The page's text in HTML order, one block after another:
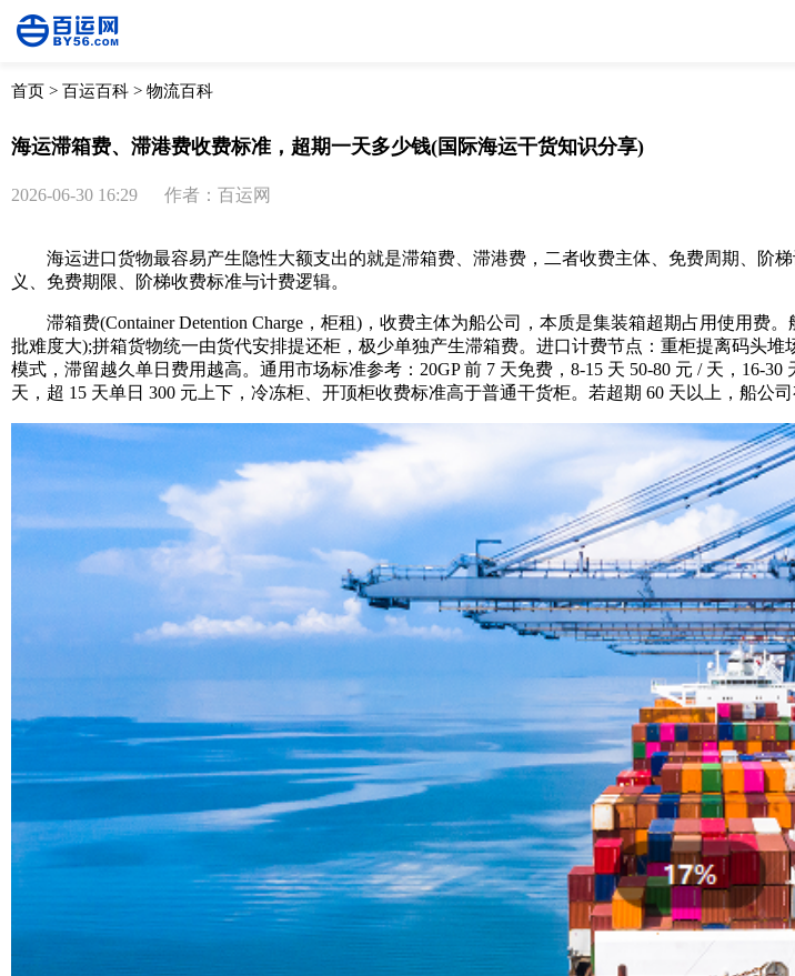
首页 > 百运百科 > 物流百科
海运滞箱费、滞港费收费标准，超期一天多少钱(国际海运干货知识分享)
2026-06-30 16:29 作者：百运网
海运进口货物最容易产生隐性大额支出的就是滞箱费、滞港费，二者收费主体、免费周期、阶
义、免费期限、阶梯收费标准与计费逻辑。
滞箱费(Container Detention Charge，柜租)，收费主体为船公司，本质是集装箱超期占用使用费
批难度大);拼箱货物统一由货代安排提还柜，极少单独产生滞箱费。进口计费节点：重柜提离码头
模式，滞留越久单日费用越高。通用市场标准参考：20GP 前 7 天免费，8-15 天 50-80 元 / 天，16-
天，超 15 天单日 300 元上下，冷冻柜、开顶柜收费标准高于普通干货柜。若超期 60 天以上，船公